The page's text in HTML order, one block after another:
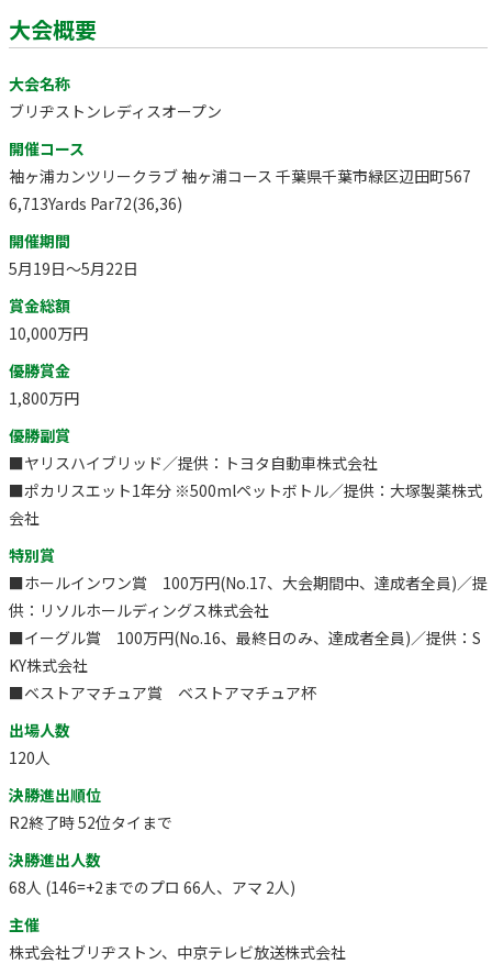
大会概要
大会名称
ブリヂストンレディスオープン
開催コース
袖ヶ浦カンツリークラブ 袖ヶ浦コース 千葉県千葉市緑区辺田町567
6,713Yards Par72(36,36)
開催期間
5月19日～5月22日
賞金総額
10,000万円
優勝賞金
1,800万円
優勝副賞
■ヤリスハイブリッド／提供：トヨタ自動車株式会社
■ポカリスエット1年分 ※500mlペットボトル／提供：大塚製薬株式
会社
特別賞
■ホールインワン賞 100万円(No.17、大会期間中、達成者全員)／提
供：リソルホールディングス株式会社
■イーグル賞 100万円(No.16、最終日のみ、達成者全員)／提供：S
KY株式会社
■ベストアマチュア賞 ベストアマチュア杯
出場人数
120人
決勝進出順位
R2終了時 52位タイまで
決勝進出人数
68人 (146=+2までのプロ 66人、アマ 2人)
主催
株式会社ブリヂストン、中京テレビ放送株式会社